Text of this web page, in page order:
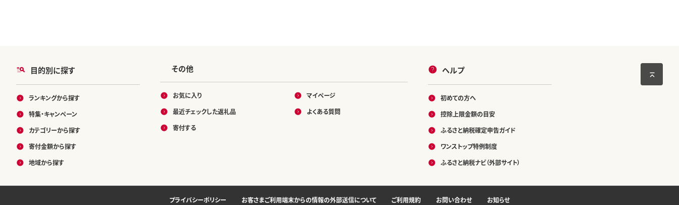
目的別に探す
ランキングから探す
特集・キャンペーン
カテゴリーから探す
寄付金額から探す
地域から探す
その他
お気に入り
最近チェックした返礼品
寄付する
マイページ
よくある質問
ヘルプ
初めての方へ
控除上限金額の目安
ふるさと納税確定申告ガイド
ワンストップ特例制度
ふるさと納税ナビ（外部サイト）
プライバシーポリシー お客さまご利用端末からの情報の外部送信について ご利用規約 お問い合わせ お知らせ